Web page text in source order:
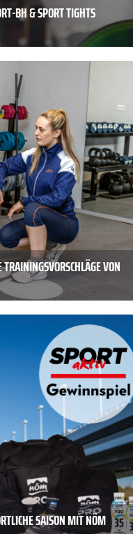
BH & SPORT TIGHTS
VON
SAISON MIT NÖM